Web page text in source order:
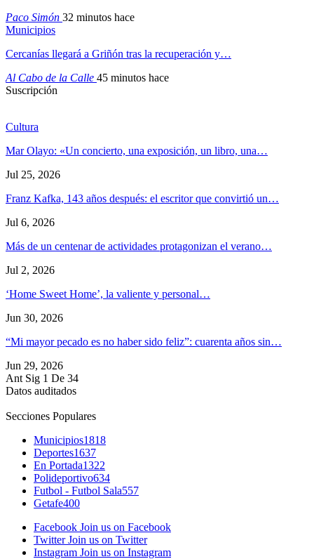
Paco Simón 32 minutos hace
Municipios
Cercanías llegará a Griñón tras la recuperación y…
Al Cabo de la Calle 45 minutos hace
Suscripción
Cultura
Mar Olayo: «Un concierto, una exposición, un libro, una…
Jul 25, 2026
Franz Kafka, 143 años después: el escritor que convirtió un…
Jul 6, 2026
Más de un centenar de actividades protagonizan el verano…
Jul 2, 2026
‘Home Sweet Home’, la valiente y personal…
Jun 30, 2026
“Mi mayor pecado es no haber sido feliz”: cuarenta años sin…
Jun 29, 2026
Ant Sig 1 De 34
Datos auditados
Secciones Populares
Municipios1818
Deportes1637
En Portada1322
Polideportivo634
Futbol - Futbol Sala557
Getafe400
Facebook Join us on Facebook
Twitter Join us on Twitter
Instagram Join us on Instagram